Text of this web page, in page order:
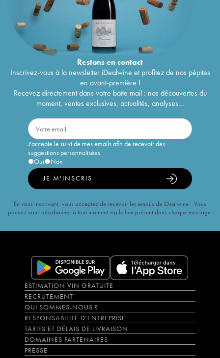
Restons encontact
Inscrivez-vous à la newsletter iDealwine et profitez de nos pépites
en avant-première !
Recevez directement dans votre boîte mail : nos découvertes du
moment, ventes exclusives, actualités, analyses...
J'accepte le suivi de mes emails afin de recevoir des
suggestions personnalisées
Oui
Non
JE M'INSCRIS
En vous inscrivant, vous acceptez de recevoir les emails de iDealwine. Vous
pouvez vous désabonner à tout moment via le lien présent dans chaque message.
ESTIMATION VIN GRATUITE
RECRUTEMENT
QUI SOMMES-NOUS ?
RESPONSABILITÉ D'ENTREPRISE
TARIFS ET DÉLAIS DE LIVRAISON
DOMAINES PARTENAIRES
PRESSE